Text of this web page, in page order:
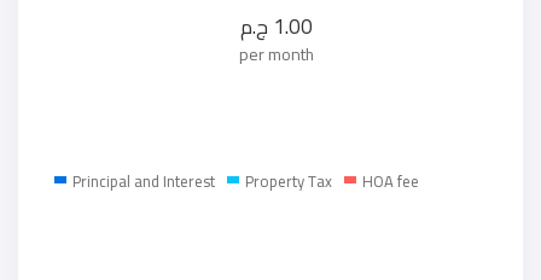
1.00 ج.م
per month
Principal and Interest Property Tax HOA fee